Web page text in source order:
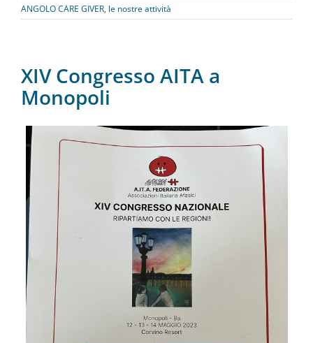
ANGOLO CARE GIVER, le nostre attività
XIV Congresso AITA a
Monopoli